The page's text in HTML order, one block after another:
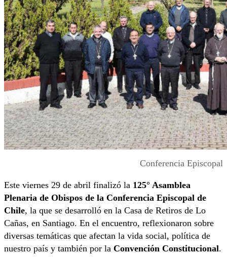
Conferencia Episcopal
Este viernes 29 de abril finalizó la 125° Asamblea
Plenaria de Obispos de la Conferencia Episcopal de
Chile, la que se desarrolló en la Casa de Retiros de Lo
Cañas, en Santiago. En el encuentro, reflexionaron sobre
diversas temáticas que afectan la vida social, política de
nuestro país y también por la Convención Constitucional.